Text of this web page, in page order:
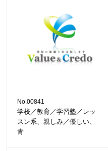
No.00841
学校／教育／学習塾／レッ
スン系、親しみ／優しい、
青